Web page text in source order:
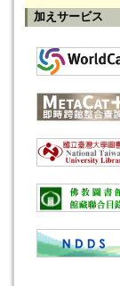
加えサービス